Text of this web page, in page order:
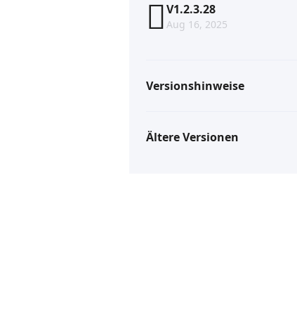
V1.2.3.28
Aug 16, 2025
Versionshinweise
Ältere Versionen